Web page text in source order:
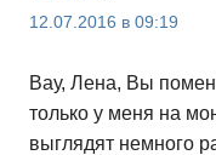
12.07.2016 в 09:19
Вау, Лена, Вы
только у меня на
выглядят немного